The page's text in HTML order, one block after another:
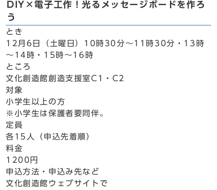
DIY×電子工作！光るメッセージボードを作ろ
う
とき
12月6日（土曜日）10時30分～11時30分・13時
～14時・15時～16時
ところ
文化創造館創造支援室C1・C2
対象
小学生以上の方
※小学生は保護者要同伴。
定員
各15人（申込先着順）
料金
1200円
申込方法・申込み先など
文化創造館ウェブサイトで